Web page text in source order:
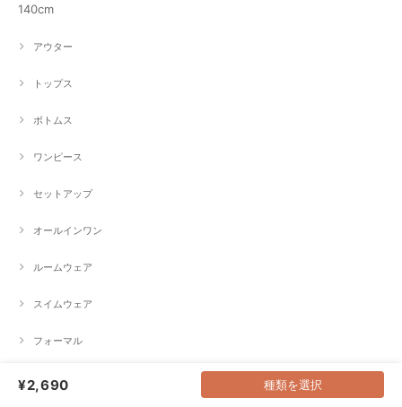
140cm
アウター
トップス
ボトムス
ワンピース
セットアップ
オールインワン
ルームウェア
スイムウェア
フォーマル
150cm／160cm
¥2,690 種類を選択